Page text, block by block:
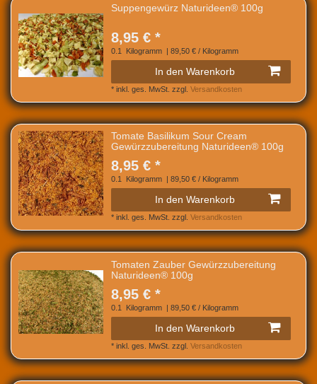
Suppengewürz Naturideen® 100g
8,95 € *
0.1 Kilogramm | 89,50 € / Kilogramm
In den Warenkorb
* inkl. ges. MwSt. zzgl. Versandkosten
Tomate Basilikum Sour Cream
Gewürzzubereitung Naturideen® 100g
8,95 € *
0.1 Kilogramm | 89,50 € / Kilogramm
In den Warenkorb
* inkl. ges. MwSt. zzgl. Versandkosten
Tomaten Zauber Gewürzzubereitung
Naturideen® 100g
8,95 € *
0.1 Kilogramm | 89,50 € / Kilogramm
In den Warenkorb
* inkl. ges. MwSt. zzgl. Versandkosten